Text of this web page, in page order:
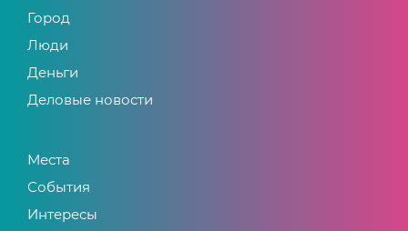
Город
Люди
Деньги
Деловые новости
Места
События
Интересы